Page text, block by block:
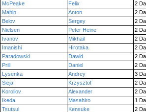
McPeake Felix 2
Mahin Anton 2
Belov Sergey 2
Nielsen Peter Heine 2
Ivanov Mikhail 2
Imanishi Hirotaka 2
Paradowski Dawid 2
Prill Daniel 2
Lysenka Andrey 3
Sieja Krzysztof 2
Koroliov Alexander 2
Ikeda Masahiro 1
Tsutsui Kensuke 2